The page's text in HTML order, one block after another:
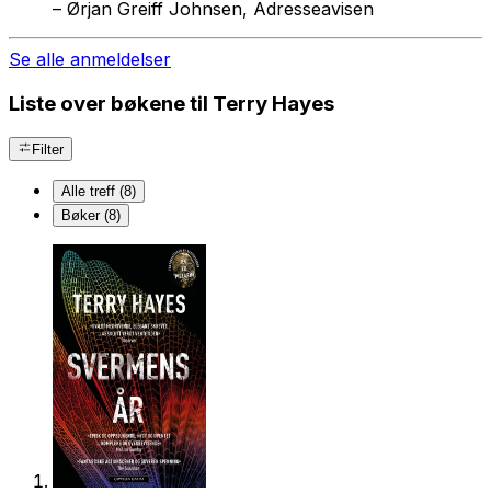
– Ørjan Greiff Johnsen, Adresseavisen
Se alle anmeldelser
Liste over bøkene til Terry Hayes
Filter
Alle treff (8)
Bøker (8)